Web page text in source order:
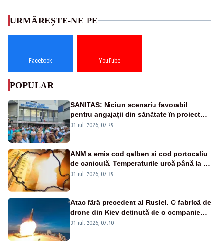
URMĂREȘTE-NE PE
Facebook YouTube
POPULAR
SANITAS: Niciun scenariu favorabil
pentru angajații din sănătate în proiectul
Legii salarizării
31 iul. 2026, 07:29
ANM a emis cod galben și cod portocaliu
de caniculă. Temperaturile urcă până la 38
de grade, iar nopțile devin tropicale
31 iul. 2026, 07:39
Atac fără precedent al Rusiei. O fabrică de
drone din Kiev deținută de o companie
americană, distrusă de o rachetă
31 iul. 2026, 07:40